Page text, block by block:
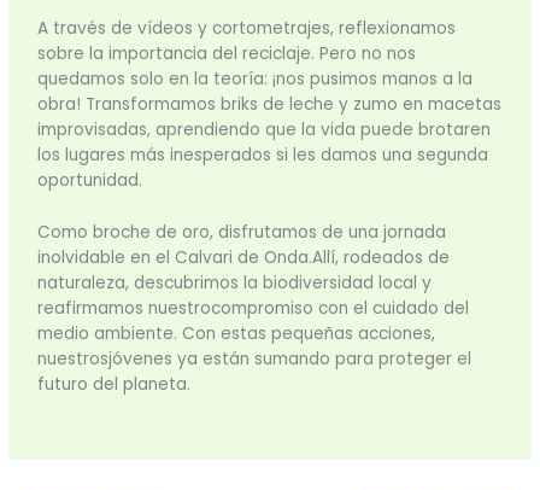
A través de vídeos y cortometrajes, reflexionamos
sobre la importancia del reciclaje. Pero no nos
quedamos solo en la teoría: ¡nos pusimos manos a la
obra! Transformamos briks de leche y zumo en macetas
improvisadas, aprendiendo que la vida puede brotaren
los lugares más inesperados si les damos una segunda
oportunidad.
Como broche de oro, disfrutamos de una jornada
inolvidable en el Calvari de Onda.Allí, rodeados de
naturaleza, descubrimos la biodiversidad local y
reafirmamos nuestrocompromiso con el cuidado del
medio ambiente. Con estas pequeñas acciones,
nuestrosjóvenes ya están sumando para proteger el
futuro del planeta.